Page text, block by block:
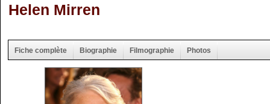
Helen Mirren
Fiche complète Biographie Filmographie Photos